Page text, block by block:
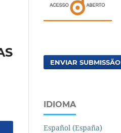
ENVIAR SUBMISSÃO
IDIOMA
Español (España)